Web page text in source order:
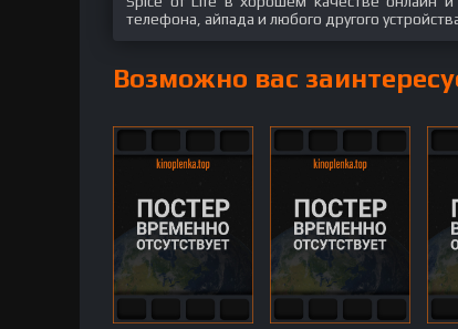
телефона, айпада и любого другого
Возможно вас